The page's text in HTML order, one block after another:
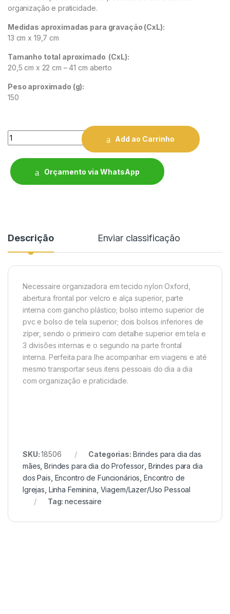
organização e praticidade.
Medidas aproximadas para gravação (CxL):
13 cm x 19,7 cm
Tamanho total aproximado (CxL):
20,5 cm x 22 cm – 41 cm aberto
Peso aproximado (g):
150
Quantity
Add ao Carrinho
Orçamento via WhatsApp
Descrição Enviar classificação
Necessaire organizadora em tecido nylon Oxford,
abertura frontal por velcro e alça superior, parte
interna com gancho plástico; bolso interno superior de
pvc e bolso de tela superior; dois bolsos inferiores de
zíper, sendo o primeiro com detalhe superior em tela e
3 divisões internas e o segundo na parte frontal
interna. Perfeita para lhe acompanhar em viagens e até
mesmo transportar seus itens pessoais do dia a dia
com organização e praticidade.
SKU:18506 Categorias: Brindes para dia das
mães,Brindes para dia do Professor, Brindes para dia
dos Pais, Encontro de Funcionários, Encontro de
Igrejas, Linha Feminina, Viagem/Lazer/Uso Pessoal
Tag:necessaire